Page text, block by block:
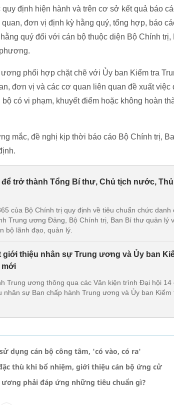
định hiện hành và trên cơ sở kết quả báo
đơn vị định kỳ hằng quý, tổng hợp, báo
quý đối với cán bộ thuộc diện Bộ Chính
phối hợp chặt chẽ với Ủy ban Kiểm tra
đơn vị và các cơ quan liên quan đề xuất việc
có vi phạm, khuyết điểm hoặc không hoàn
mắc, đề nghị kịp thời báo cáo Bộ Chính trị,
để trở thành Tổng Bí thư, Chủ tịch nước,
của Bộ Chính trị quy định về tiêu chuẩn chức danh
Trung ương Đảng, Bộ Chính trị, Ban Bí thư quản lý
bộ lãnh đạo, quản lý.
giới thiệu nhân sự Trung ương và Ủy ban
mới
Trung ương thông qua các Văn kiện trình Đại hội
nhân sự Ban chấp hành Trung ương và Ủy ban
dụng cán bộ công tâm, 'có vào, có ra'
thù khi bổ nhiệm, giới thiệu cán bộ ứng cử
phải đáp ứng những tiêu chuẩn gì?